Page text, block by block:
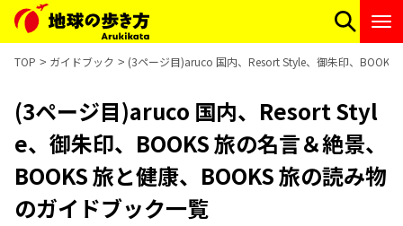
TOP ガイドブック (3ページ目)aruco 国内、Resort Style、御朱印、
(3ページ目)aruco 国内、Resort Styl
e、御朱印、BOOKS 旅の名言＆絶景、
BOOKS 旅と健康、BOOKS 旅の読み物
のガイドブック一覧